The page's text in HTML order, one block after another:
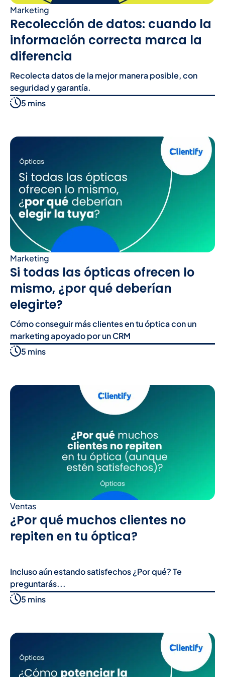
Marketing
Recolección de datos: cuando la
información correcta marca la
diferencia
Recolecta datos de la mejor manera posible, con
seguridad y garantía.
5 mins
Marketing
Si todas las ópticas ofrecen lo
mismo, ¿por qué deberían
elegirte?
Cómo conseguir más clientes en tu óptica con un
marketing apoyado por un CRM
5 mins
Ventas
¿Por qué muchos clientes no
repiten en tu óptica?
Incluso aún estando satisfechos ¿Por qué? Te
preguntarás...
5 mins